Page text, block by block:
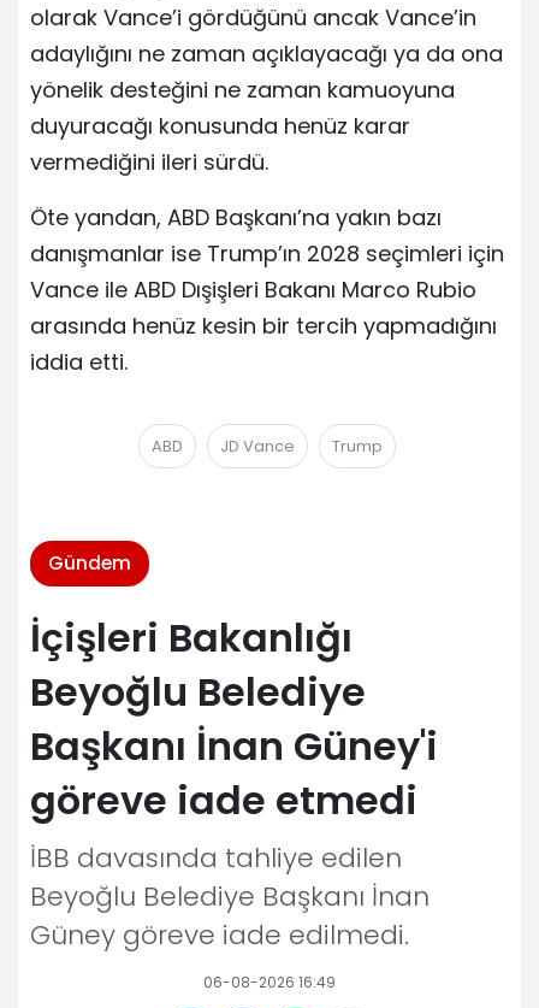
olarak Vance’i gördüğünü ancak Vance’in
adaylığını ne zaman açıklayacağı ya da ona
yönelik desteğini ne zaman kamuoyuna
duyuracağı konusunda henüz karar
vermediğini ileri sürdü.
Öte yandan, ABD Başkanı’na yakın bazı
danışmanlar ise Trump’ın 2028 seçimleri için
Vance ile ABD Dışişleri Bakanı Marco Rubio
arasında henüz kesin bir tercih yapmadığını
iddia etti.
ABD JD Vance Trump
Gündem
İçişleri Bakanlığı
Beyoğlu Belediye
Başkanı İnan Güney'i
göreve iade etmedi
İBB davasında tahliye edilen
Beyoğlu Belediye Başkanı İnan
Güney göreve iade edilmedi.
06-08-2026 16:49